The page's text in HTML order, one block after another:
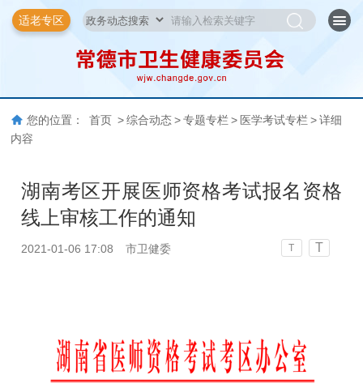
适老专区
您的位置： 首页 > 综合动态 > 专题专栏 > 医学考试专栏 > 详细
内容
湖南考区开展医师资格考试报名资格
线上审核工作的通知
2021-01-06 17:08 市卫健委 T T